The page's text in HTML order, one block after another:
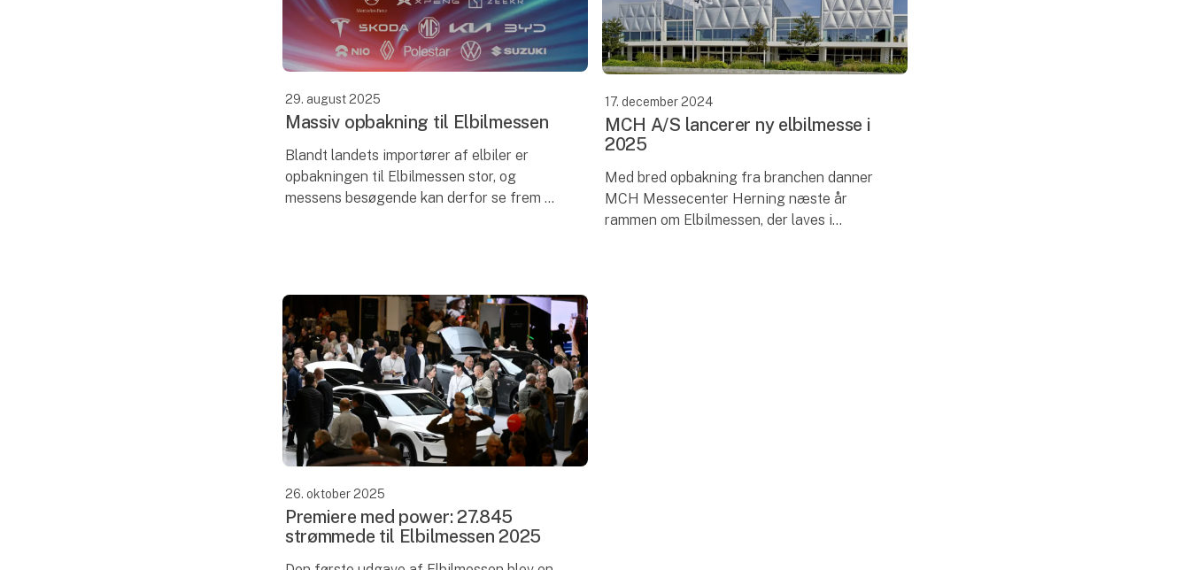
29. august 2025
Massiv opbakning til Elbilmessen
Blandt landets importører af elbiler er
opbakningen til Elbilmessen stor, og
messens besøgende kan derfor se frem til
17. december 2024
MCH A/S lancerer ny elbilmesse i
2025
Med bred opbakning fra branchen danner
MCH Messecenter Herning næste år
rammen om Elbilmessen, der laves i
26. oktober 2025
Premiere med power: 27.845
strømmede til Elbilmessen 2025